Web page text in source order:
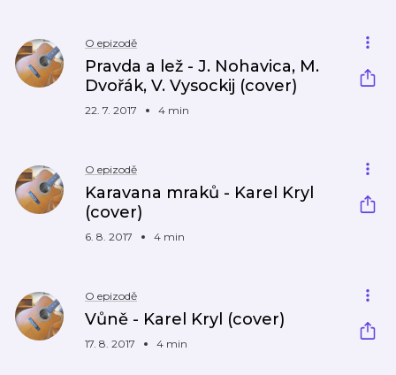
O epizodě
Pravda a lež - J. Nohavica, M.
Dvořák, V. Vysockij (cover)
22. 7. 2017 4 min
O epizodě
Karavana mraků - Karel Kryl
(cover)
6. 8. 2017 4 min
O epizodě
Vůně - Karel Kryl (cover)
17. 8. 2017 4 min